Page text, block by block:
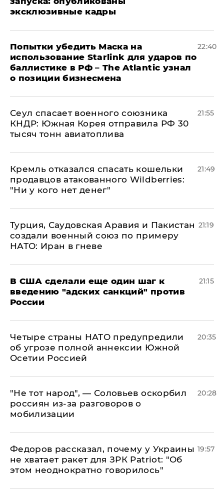
эксклюзивные кадры
Попытки убедить Маска на
использование Starlink для ударов по
баллистике в РФ – The Atlantic узнал
о позиции бизнесмена
22:40
​Сеул спасает военного союзника
КНДР: Южная Корея отправила РФ 30
тысяч тонн авиатоплива
21:55
Кремль отказался спасать кошельки
продавцов атакованного Wildberries:
"Ни у кого нет денег"
21:49
Турция, Саудовская Аравия и Пакистан
создали военный союз по примеру
НАТО: Иран в гневе
21:19
В США сделали еще один шаг к
введению "адских санкций" против
России
21:15
Четыре страны НАТО предупредили
об угрозе полной аннексии Южной
Осетии Россией
20:35
​"Не тот народ", — Соловьев оскорбил
россиян из-за разговоров о
мобилизации
20:28
Федоров рассказал, почему у Украины
не хватает ракет для ЗРК Patriot: "Об
этом неоднократно говорилось"
19:57